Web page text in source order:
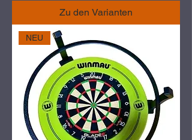
Zu den Varianten
NEU